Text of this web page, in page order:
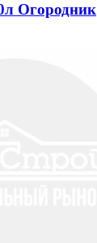
Огородник